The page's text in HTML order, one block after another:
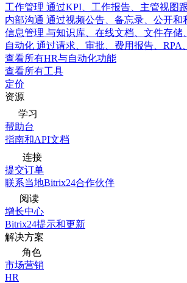
工作管理 通过KPI、工作报告、主管视图
内部沟通 通过视频公告、备忘录、公开和
信息管理 与知识库、在线文档、文件存储
自动化 通过请求、审批、费用报告、
查看所有HR与自动化功能
查看所有工具
定价
资源
学习
帮助台
指南和API文档
连接
提交订单
联系当地Bitrix24合作伙伴
阅读
增长中心
Bitrix24提示和更新
解决方案
角色
市场营销
HR